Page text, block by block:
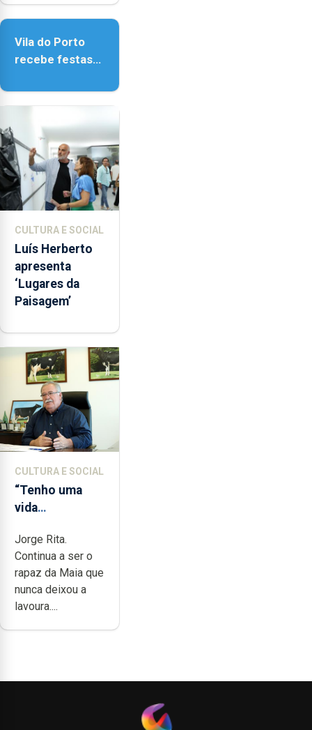
Biblioteca de
Vila do Porto
recebe festas
Nossa Senhora
CULTURA E SOCIAL
Luís Herberto
apresenta
‘Lugares da
Paisagem’
CULTURA E SOCIAL
“Tenho uma
vida
cheia de
trabalho,
dedicação,
gosto e muita
paixão”
Jorge Rita.
Continua a ser o
rapaz da Maia que
nunca deixou a
lavoura....